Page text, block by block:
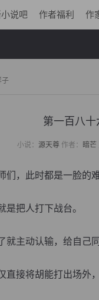
说吧 作者福利 作
子
第一百八
小说： 源天尊作者： 暗芒
，此时都是一脸的
把人打下战台。
主动认输，给自己
接将胡能打出场外